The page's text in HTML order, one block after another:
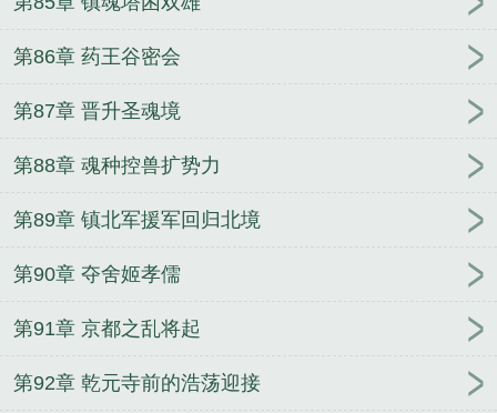
第86章 药王谷密会
第87章 晋升圣魂境
第88章 魂种控兽扩势力
第89章 镇北军援军回归北境
第90章 夺舍姬孝儒
第91章 京都之乱将起
第92章 乾元寺前的浩荡迎接